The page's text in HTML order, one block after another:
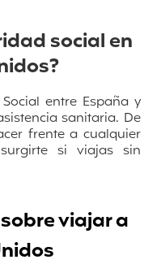
social en
entre España y
sanitaria. De
frente a cualquier
si viajas sin
viajar a